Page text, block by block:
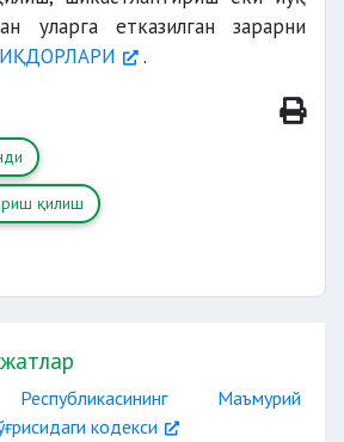
уларга етказилган зарарни
.
қилиш
Маъмурий
кодекси